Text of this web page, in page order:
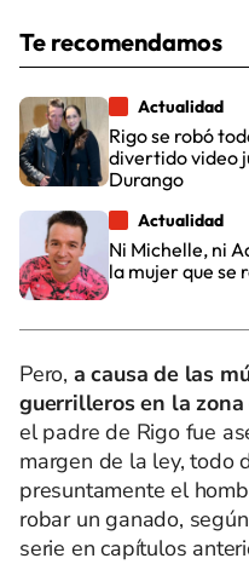
Te recomendamos
Actualidad
Rigo se robó
divertido video
Durango
Actualidad
Ni Michelle, ni
la mujer que se
Pero, a causa de las
guerrilleros en la zona
el padre de Rigo fue
margen de la ley, todo
presuntamente el
robar un ganado,
serie en capítulos